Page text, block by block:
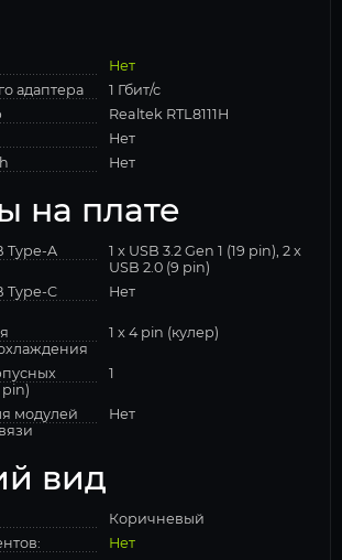
Нет
адаптера
1 Гбит/с
Realtek RTL8111H
Нет
Нет
на плате
Type-A
1 x USB 3.2 Gen 1 (19 pin), 2 x
USB 2.0 (9 pin)
Type-C
Нет
1 x 4 pin (кулер)
pin)
1
модулей
Нет
вид
Коричневый
Нет